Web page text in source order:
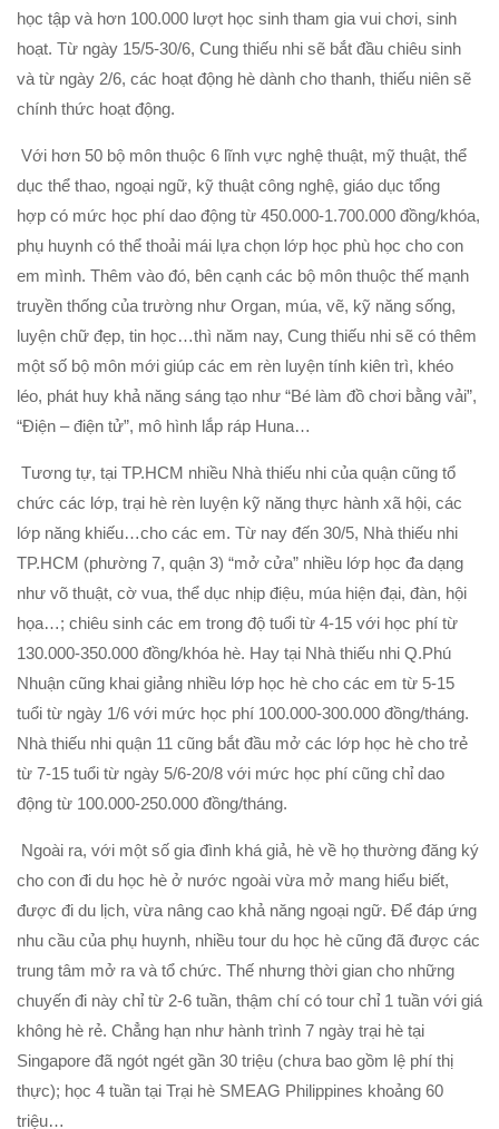
học tập và hơn 100.000 lượt học sinh tham gia vui chơi, sinh
hoạt. Từ ngày 15/5-30/6, Cung thiếu nhi sẽ bắt đầu chiêu sinh
và từ ngày 2/6, các hoạt động hè dành cho thanh, thiếu niên sẽ
chính thức hoạt động.
Với hơn 50 bộ môn thuộc 6 lĩnh vực nghệ thuật, mỹ thuật, thể
dục thể thao, ngoại ngữ, kỹ thuật công nghệ, giáo dục tổng
hợp có mức học phí dao động từ 450.000-1.700.000 đồng/khóa,
phụ huynh có thể thoải mái lựa chọn lớp học phù học cho con
em mình. Thêm vào đó, bên cạnh các bộ môn thuộc thế mạnh
truyền thống của trường như Organ, múa, vẽ, kỹ năng sống,
luyện chữ đẹp, tin học…thì năm nay, Cung thiếu nhi sẽ có thêm
một số bộ môn mới giúp các em rèn luyện tính kiên trì, khéo
léo, phát huy khả năng sáng tạo như “Bé làm đồ chơi bằng vải”,
“Điện – điện tử”, mô hình lắp ráp Huna…
Tương tự, tại TP.HCM nhiều Nhà thiếu nhi của quận cũng tổ
chức các lớp, trại hè rèn luyện kỹ năng thực hành xã hội, các
lớp năng khiếu…cho các em. Từ nay đến 30/5, Nhà thiếu nhi
TP.HCM (phường 7, quận 3) “mở cửa” nhiều lớp học đa dạng
như võ thuật, cờ vua, thể dục nhịp điệu, múa hiện đại, đàn, hội
họa…; chiêu sinh các em trong độ tuổi từ 4-15 với học phí từ
130.000-350.000 đồng/khóa hè. Hay tại Nhà thiếu nhi Q.Phú
Nhuận cũng khai giảng nhiều lớp học hè cho các em từ 5-15
tuổi từ ngày 1/6 với mức học phí 100.000-300.000 đồng/tháng.
Nhà thiếu nhi quận 11 cũng bắt đầu mở các lớp học hè cho trẻ
từ 7-15 tuổi từ ngày 5/6-20/8 với mức học phí cũng chỉ dao
động từ 100.000-250.000 đồng/tháng.
Ngoài ra, với một số gia đình khá giả, hè về họ thường đăng ký
cho con đi du học hè ở nước ngoài vừa mở mang hiểu biết,
được đi du lịch, vừa nâng cao khả năng ngoại ngữ. Để đáp ứng
nhu cầu của phụ huynh, nhiều tour du học hè cũng đã được các
trung tâm mở ra và tổ chức. Thế nhưng thời gian cho những
chuyến đi này chỉ từ 2-6 tuần, thậm chí có tour chỉ 1 tuần với giá
không hè rẻ. Chẳng hạn như hành trình 7 ngày trại hè tại
Singapore đã ngót ngét gần 30 triệu (chưa bao gồm lệ phí thị
thực); học 4 tuần tại Trại hè SMEAG Philippines khoảng 60
triệu…